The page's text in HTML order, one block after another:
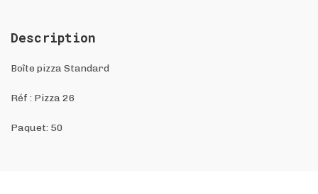
Description
Boîte pizza Standard
Réf : Pizza 26
Paquet: 50